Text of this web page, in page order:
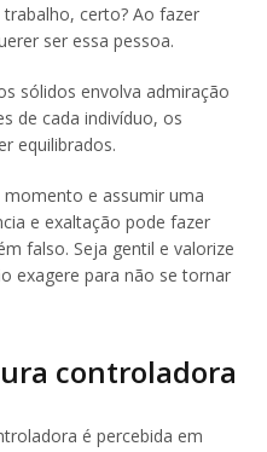
certo? Ao fazer
ser essa pessoa.
sólidos envolva admiração
de cada indivíduo, os
equilibrados.
e assumir uma
e exaltação pode fazer
falso. Seja gentil e valorize
exagere para não se tornar
controladora
é percebida em